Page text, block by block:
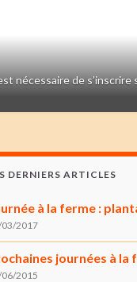
nécessaire de s’inscrire
DERNIERS ARTICLES
à la ferme :
03/2017
journées à la
06/2015